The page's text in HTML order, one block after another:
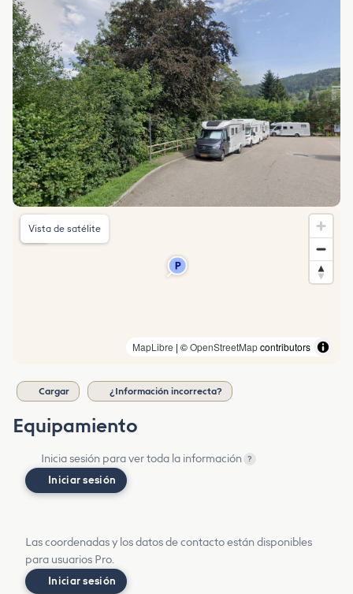
MapLibre | ©OpenStreetMapcontributors
Vista de satélite
Cargar ¿Información incorrecta?
Equipamiento
Inicia sesión para ver toda la información ?
Iniciar sesión
Las coordenadas y los datos de contacto están disponibles
para usuarios Pro.
Iniciar sesión